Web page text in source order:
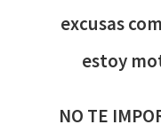
excusas
estoy
NO TE